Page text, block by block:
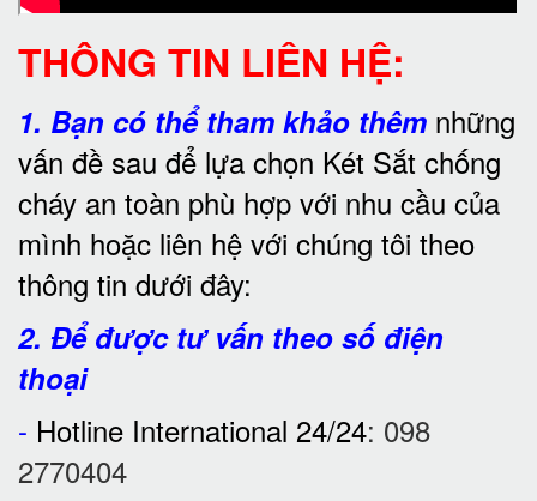
THÔNG TIN LIÊN HỆ:
1. Bạn có thể tham khảo thêm những
vấn đề sau để lựa chọn Két Sắt chống
cháy an toàn phù hợp với nhu cầu của
mình hoặc liên hệ với chúng tôi theo
thông tin dưới đây:
2. Để được tư vấn theo số điện
thoại
- Hotline International 24/24: 098
2770404